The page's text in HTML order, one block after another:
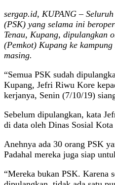
sergap.id, KUPANG –
(PSK) yang selama ini
Tenau, Kupang, dipulangkan
(Pemkot) Kupang ke
masing.
“Semua PSK sudah
Kupang, Jefri Riwu Kore
kerjanya, Senin (7/10/19)
Sebelum dipulangkan, kata
di data oleh Dinas Sosial
Anehnya ada 30 orang PSK
Padahal mereka juga siap
“Mereka bukan PSK. Karena